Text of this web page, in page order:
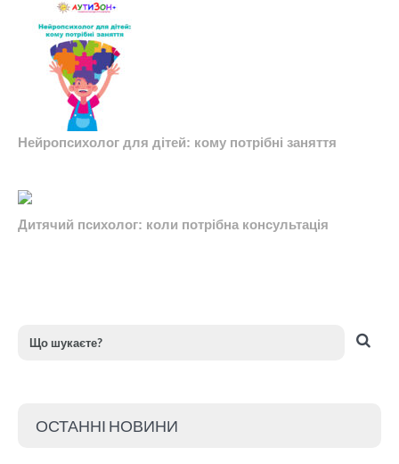
Нейропсихолог для дітей: кому потрібні заняття
Дитячий психолог: коли потрібна консультація
ОСТАННІ НОВИНИ